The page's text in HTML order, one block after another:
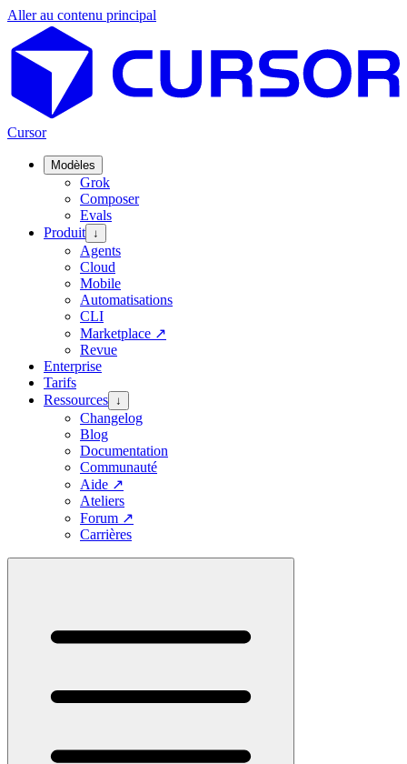
Aller au contenu principal
Cursor
Modèles
Grok
Composer
Evals
Produit ↓
Agents
Cloud
Mobile
Automatisations
CLI
Marketplace ↗
Revue
Enterprise
Tarifs
Ressources ↓
Changelog
Blog
Documentation
Communauté
Aide ↗
Ateliers
Forum ↗
Carrières